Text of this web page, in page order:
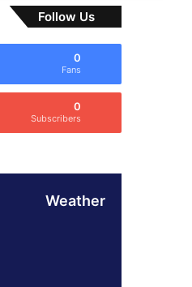
Follow Us
0
Fans
0
Subscribers
Weather